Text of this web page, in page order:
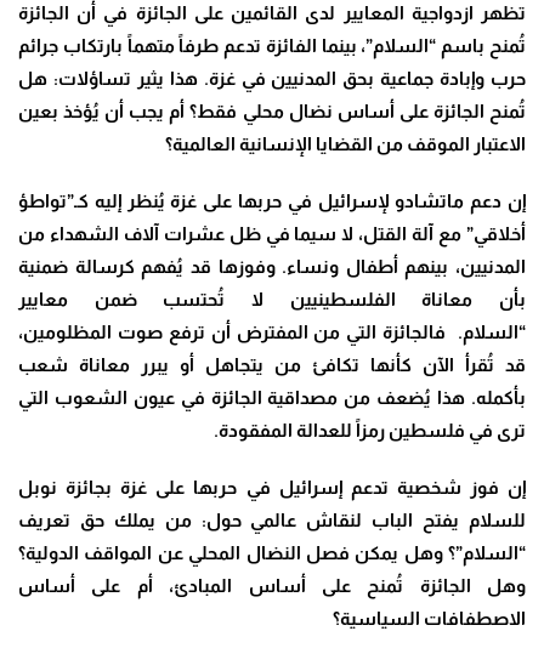
تظهر ازدواجية المعايير لدى القائمين على الجائزة في أن الجائزة
تُمنح باسم “السلام”، بينما الفائزة تدعم طرفاً متهماً بارتكاب جرائم
حرب وإبادة جماعية بحق المدنيين في غزة. هذا يثير تساؤلات: هل
تُمنح الجائزة على أساس نضال محلي فقط؟ أم يجب أن يُؤخذ بعين
الاعتبار الموقف من القضايا الإنسانية العالمية؟
إن دعم ماتشادو لإسرائيل في حربها على غزة يُنظر إليه كـ”تواطؤ
أخلاقي” مع آلة القتل، لا سيما في ظل عشرات آلاف الشهداء من
المدنيين، بينهم أطفال ونساء. وفوزها قد يُفهم كرسالة ضمنية
بأن معاناة الفلسطينيين لا تُحتسب ضمن معايير
“السلام.
فالجائزة التي من المفترض أن ترفع صوت المظلومين،
قد تُقرأ الآن كأنها تكافئ من يتجاهل أو يبرر معاناة شعب
بأكمله. هذا يُضعف من مصداقية الجائزة في عيون الشعوب التي
ترى في فلسطين رمزاً للعدالة المفقودة.
إن فوز شخصية تدعم إسرائيل في حربها على غزة بجائزة نوبل
للسلام يفتح الباب لنقاش عالمي حول: من يملك حق تعريف
“السلام”؟ وهل يمكن فصل النضال المحلي عن المواقف الدولية؟
وهل الجائزة تُمنح على أساس المبادئ، أم على أساس
الاصطفافات السياسية؟